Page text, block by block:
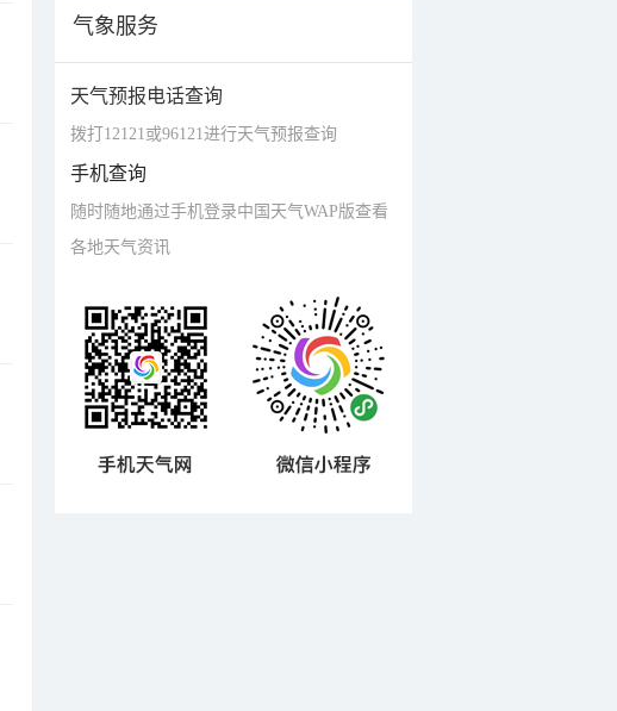
气象服务
天气预报电话查询
拨打12121或96121进行天气预报查询
手机查询
随时随地通过手机登录中国天气WAP版查看
各地天气资讯